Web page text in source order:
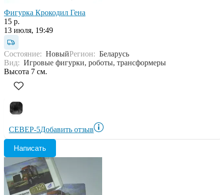
Фигурка Крокодил Гена
15 р.
13 июля, 19:49
Состояние: НовыйРегион: Беларусь
Вид: Игровые фигурки, роботы, трансформеры
Высота 7 см.
СЕВЕР-5Добавить отзыв
Написать